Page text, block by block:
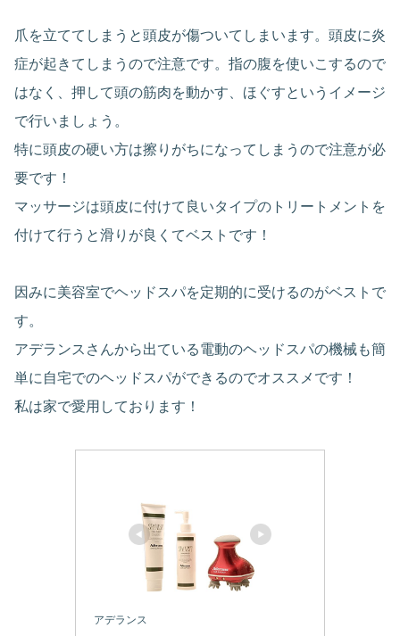
爪を立ててしまうと頭皮が傷ついてしまいます。頭皮に炎
症が起きてしまうので注意です。指の腹を使いこするので
はなく、押して頭の筋肉を動かす、ほぐすというイメージ
で行いましょう。
特に頭皮の硬い方は擦りがちになってしまうので注意が必
要です！
マッサージは頭皮に付けて良いタイプのトリートメントを
付けて行うと滑りが良くてベストです！
因みに美容室でヘッドスパを定期的に受けるのがベストで
す。
アデランスさんから出ている電動のヘッドスパの機械も簡
単に自宅でのヘッドスパができるのでオススメです！
私は家で愛用しております！
アデランス